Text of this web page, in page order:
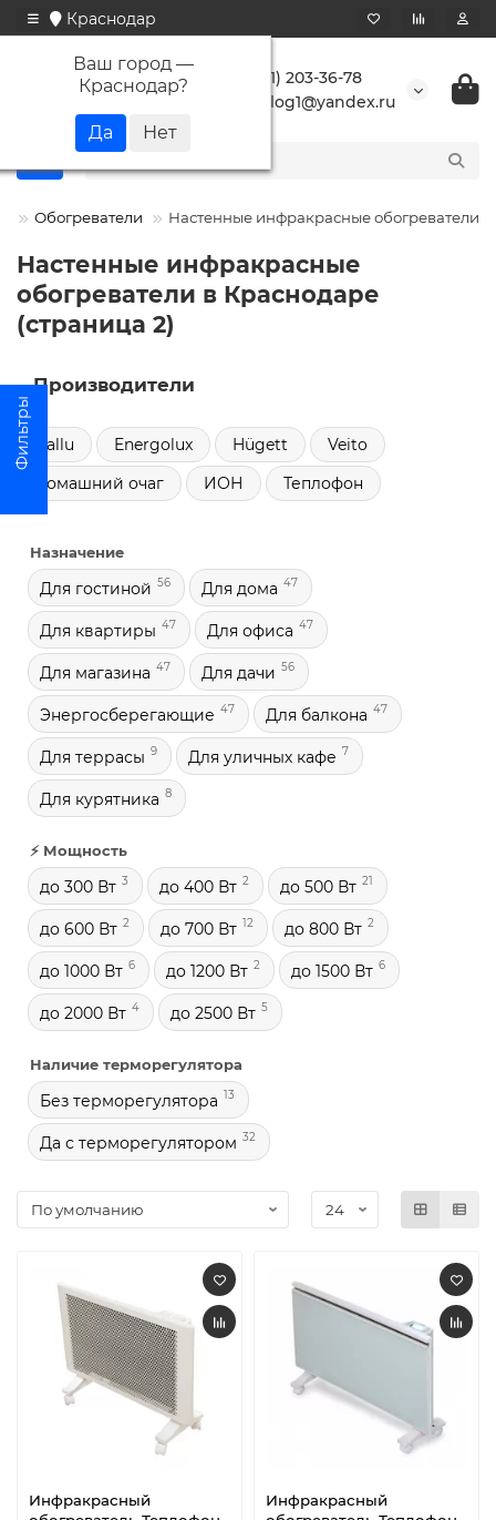
Краснодар
Ваш город —
Краснодар?
+7 (861) 203-36-78
buranlog1@yandex.ru
Обогреватели Настенные инфракрасные обогреватели
Настенные инфракрасные
обогреватели в Краснодаре
(страница 2)
Производители
Ballu Energolux Hügett
Veito
Домашний очаг
ИОН Теплофон
Назначение
Для гостиной 56 Для дома 47
Для квартиры 47 Для офиса 47
Для магазина 47 Для дачи 56
Энергосберегающие 47 Для балкона 47
Для террасы 9 Для уличных кафе 7
Для курятника 8
⚡ Мощность
до 300 Вт 3 до 400 Вт 2 до 500 Вт 21
до 600 Вт 2 до 700 Вт 12 до 800 Вт 2
до 1000 Вт 6 до 1200 Вт 2 до 1500 Вт 6
до 2000 Вт 4 до 2500 Вт 5
Наличие терморегулятора
Без терморегулятора 13
Да с терморегулятором 32
Инфракрасный
Инфракрасный